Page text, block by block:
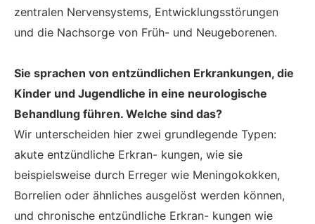
zentralen Nervensystems, Entwicklungsstörungen
und die Nachsorge von Früh- und Neugeborenen.
Sie sprachen von entzündlichen Erkrankungen, die
Kinder und Jugendliche in eine neurologische
Behandlung führen. Welche sind das?
Wir unterscheiden hier zwei grundlegende Typen:
akute entzündliche Erkran- kungen, wie sie
beispielsweise durch Erreger wie Meningokokken,
Borrelien oder ähnliches ausgelöst werden können,
und chronische entzündliche Erkran- kungen wie